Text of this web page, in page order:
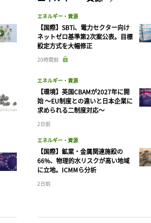
エネルギー・資源
【国際】SBTi、電力セクター向け
ネットゼロ基準第2次案公表。目標
設定方式を大幅修正
20時間前
エネルギー・資源
【環境】英国CBAMが2027年に開
始 〜EU制度との違いと日本企業に
求められる二制度対応〜
2日前
エネルギー・資源
【国際】鉱業・金属関連施設の
66%、物理的水リスクが高い地域
に立地。ICMMら分析
2日前